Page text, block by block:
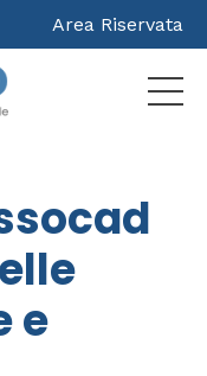
Area Riservata
e